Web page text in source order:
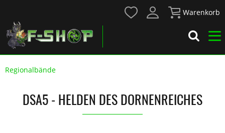
Warenkorb
Regionalbände
DSA5 - HELDEN DES DORNENREICHES